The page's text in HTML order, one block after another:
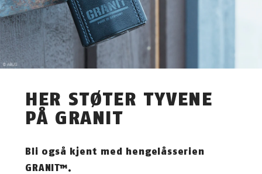
HER STØTER TYVENE
PÅ GRANIT
Bli også kjent med hengelåsserien
GRANIT™.